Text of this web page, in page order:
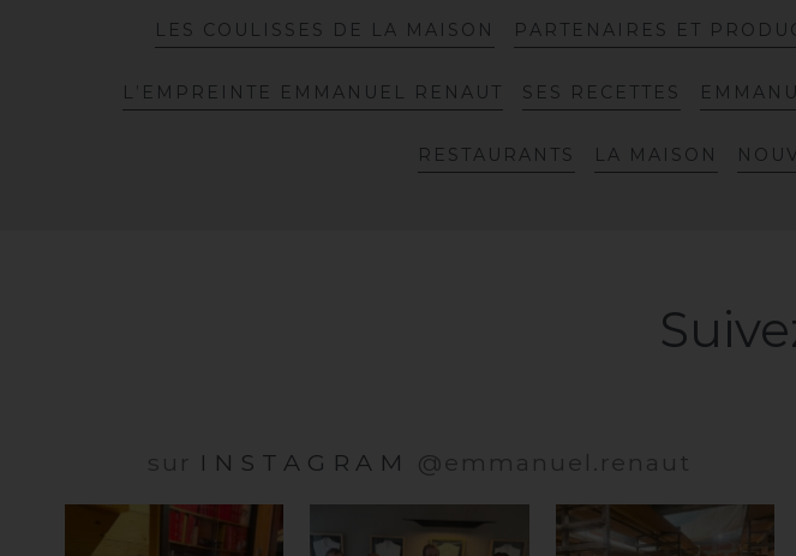
L E S C O U L I S S E S D E LA M A I S O N PA R T E N A I R E S E T P R O D U
L ’ E M P R E I N T E E M M A N U E L R E N A U T S E S R E C E TT E S E M M A N U
R E S TA U RA N TS LA M A I S O N N O UV
sur INSTAGRAM @emmanuel.renaut